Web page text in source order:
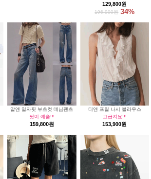
129,800원
196,900원 34%
알앤 일자핏 부츠컷 데님팬츠
핏이 예술!!!
159,800원
디앤 프릴 나시 블라우스
고급져요!!!
153,900원